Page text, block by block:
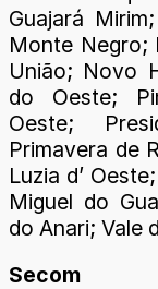
Guajará
Monte Negro;
União; Novo
do Oeste;
Oeste;
Primavera de
Luzia d’
Miguel do
do Anari; Vale
Secom